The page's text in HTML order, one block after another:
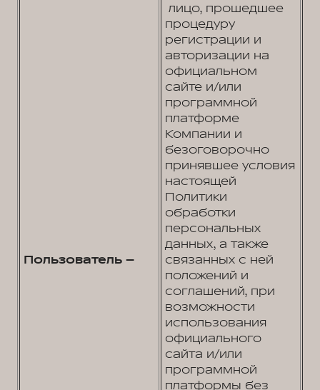
Пользователь –
лицо, прошедшее
процедуру
регистрации и
авторизации на
официальном
сайте и/или
программной
платформе
Компании и
безоговорочно
принявшее условия
настоящей
Политики
обработки
персональных
данных, а также
связанных с ней
положений и
соглашений, при
возможности
использования
официального
сайта и/или
программной
платформы без